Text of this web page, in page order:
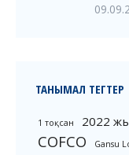
ТАНЫМАЛ ТЕГТЕР
1 тоқсан 2022
COFCO Gansu